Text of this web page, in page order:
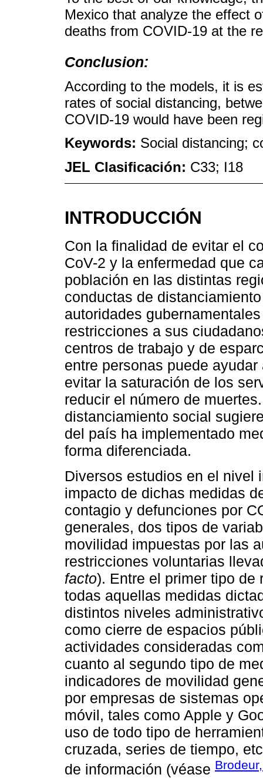
Mexico that analyze the effect
deaths from COVID-19 at the
Conclusion:
According to the models, it is
rates of social distancing,
COVID-19 would have been
Keywords: Social distancing;
JEL Clasificación: C33; I18
INTRODUCCIÓN
Con la finalidad de evitar el
CoV-2 y la enfermedad que
población en las distintas
conductas de
autoridades
restricciones a sus
centros de trabajo y de
entre personas puede
evitar la saturación de los
reducir el número de
distanciamiento social
del país ha implementado
forma diferenciada.
Diversos estudios en el nivel
impacto de dichas medidas
contagio y defunciones por
generales, dos tipos de
movilidad impuestas por las
restricciones voluntarias
facto). Entre el primer tipo de
todas aquellas medidas
distintos niveles
como cierre de espacios
actividades consideradas
cuanto al segundo tipo de
indicadores de movilidad
por empresas de sistemas
móvil, tales como Apple y
uso de todo tipo de
cruzada, series de tiempo,
de información (véase